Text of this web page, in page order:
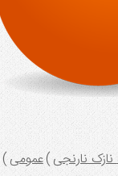
نازک نارنجی)عمومی)